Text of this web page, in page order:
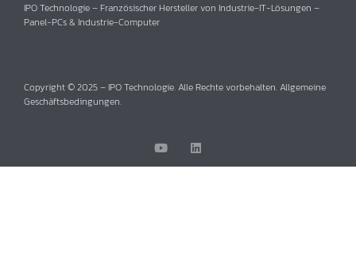
IPO Technologie – Französischer Hersteller von Industrie-IT-Lösungen –
Panel-PCs & Industrie-Computer
Copyright © 2025 – IPO Technologie. Alle Rechte vorbehalten. Allgemeine
Geschäftsbedingungen.